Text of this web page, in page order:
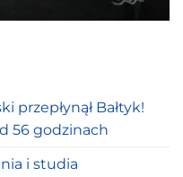
przepłynął Bałtyk!
56 godzinach
i studia